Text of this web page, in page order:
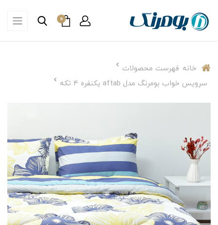
0
خانه فهرست محصولات
سرویس خواب بومرنگ مدل aftab یکنفره 4 تکه